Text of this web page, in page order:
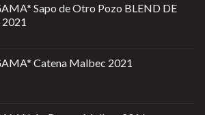
Sapo de Otro Pozo BLEND DE
Catena Malbec 2021